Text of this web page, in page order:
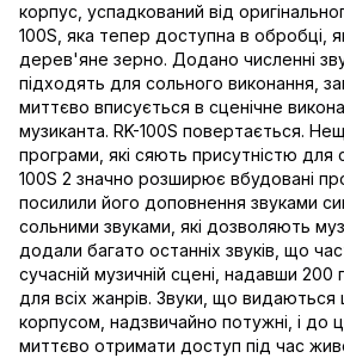
корпус, успадкований від
100S, яка тепер доступна в обробці,
дерев'яне зерно. Додано численні
підходять для сольного виконання,
миттєво вписується в сценічне
музиканта. RK-100S повертається.
програми, які сяють присутністю для
100S 2 значно розширює вбудовані
посилили його доповнення звуками
сольними звуками, які дозволяють
додали багато останніх звуків, що
сучасній музичній сцені, надавши 200
для всіх жанрів. Звуки, що
корпусом, надзвичайно потужні, і до
миттєво отримати доступ під час